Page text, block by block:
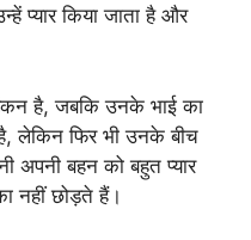
प्यार किया जाता है और
है, जबकि उनके भाई का
लेकिन फिर भी उनके बीच
अपनी बहन को बहुत प्यार
नहीं छोड़ते हैं।